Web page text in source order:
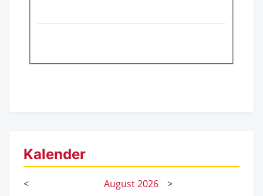
Kalender
< August2026 >